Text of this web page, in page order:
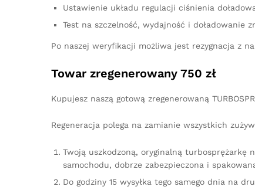
Ustawienie układu regulacji ciśnienia
Test na szczelność, wydajność i doładowanie
Po naszej weryfikacji możliwa jest rezygnacja z
Towar zregenerowany 750 zł
Kupujesz naszą gotową zregenerowaną
Regeneracja polega na zamianie wszystkich
Twoją uszkodzoną, oryginalną turbosprężarkę
samochodu, dobrze zabezpieczona i
Do godziny 15 wysyłka tego samego dnia na